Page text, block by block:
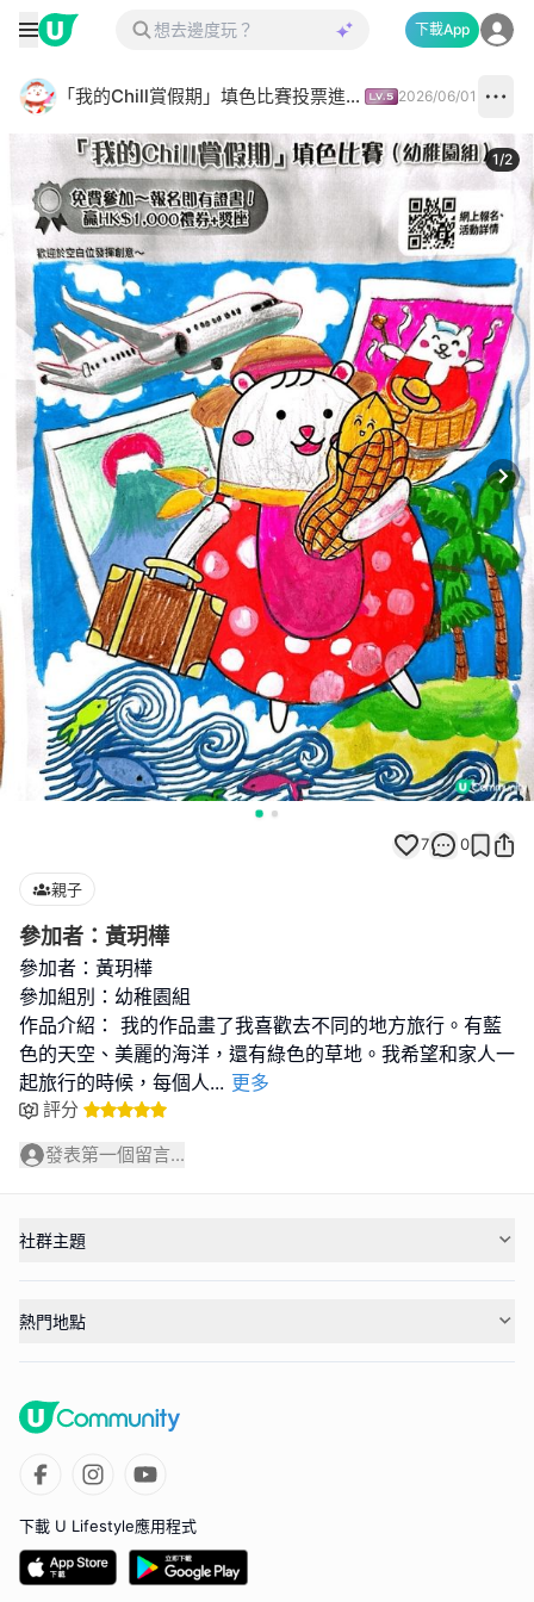
下載App
「我的Chill賞假期」填色比賽投票進行中✅ 2026/06/01
1/2
7 0
親子
參加者：黃玥樺
參加者：黃玥樺
參加組別：幼稚園組
作品介紹： 我的作品畫了我喜歡去不同的地方旅行。有藍
色的天空、美麗的海洋，還有綠色的草地。我希望和家人一
起旅行的時候，每個人... 更多
評分
發表第一個留言...
社群主題
熱門地點
下載 U Lifestyle應用程式